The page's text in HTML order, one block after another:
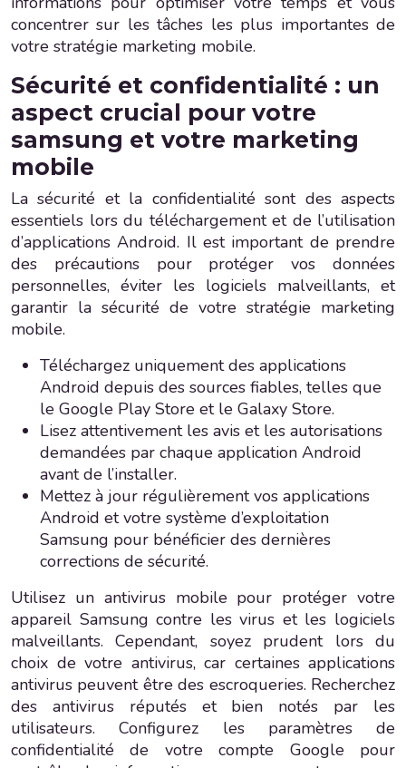
concentrer sur les tâches les plus importantes de
votre stratégie marketing mobile.
Sécurité et confidentialité : un
aspect crucial pour votre
samsung et votre marketing
mobile
La sécurité et la confidentialité sont des aspects
essentiels lors du téléchargement et de l’utilisation
d’applications Android. Il est important de prendre
des précautions pour protéger vos données
personnelles, éviter les logiciels malveillants, et
garantir la sécurité de votre stratégie marketing
mobile.
Téléchargez uniquement des applications
Android depuis des sources fiables, telles que
le Google Play Store et le Galaxy Store.
Lisez attentivement les avis et les autorisations
demandées par chaque application Android
avant de l’installer.
Mettez à jour régulièrement vos applications
Android et votre système d’exploitation
Samsung pour bénéficier des dernières
corrections de sécurité.
Utilisez un antivirus mobile pour protéger votre
appareil Samsung contre les virus et les logiciels
malveillants. Cependant, soyez prudent lors du
choix de votre antivirus, car certaines applications
antivirus peuvent être des escroqueries. Recherchez
des antivirus réputés et bien notés par les
utilisateurs. Configurez les paramètres de
confidentialité de votre compte Google pour